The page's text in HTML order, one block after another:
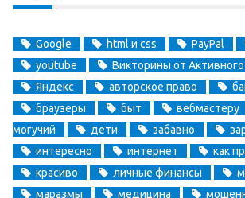
Google html и css PayPal
youtube
Викторины от
Яндекс
авторское право
браузеры
быт вебмастеру
могучий
дети забавно
интересно
интернет
как
красиво
личные финансы
маразмы
медицина